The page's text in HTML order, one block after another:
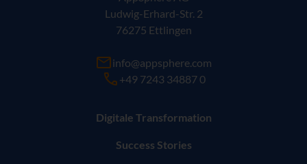
Ludwig-Erhard-Str. 2
76275 Ettlingen
info@appsphere.com
+49 7243 34887 0
Digitale Transformation
Success Stories